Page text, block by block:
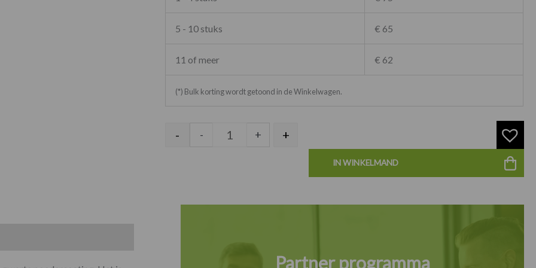
5 - 10 stuks € 65
11 of meer € 62
(*) Bulk korting wordt getoond in de Winkelwagen.
- - + +
IN WINKELMAND
Partner programma